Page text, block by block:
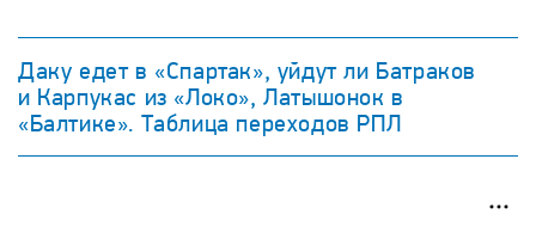
Даку едет в «Спартак», уйдут ли Батраков
и Карпукас из «Локо», Латышонок в
«Балтике». Таблица переходов РПЛ